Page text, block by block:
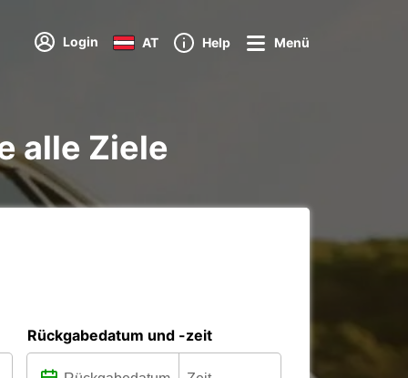
Login AT Help Menü
alle Ziele
Rückgabedatum und -zeit